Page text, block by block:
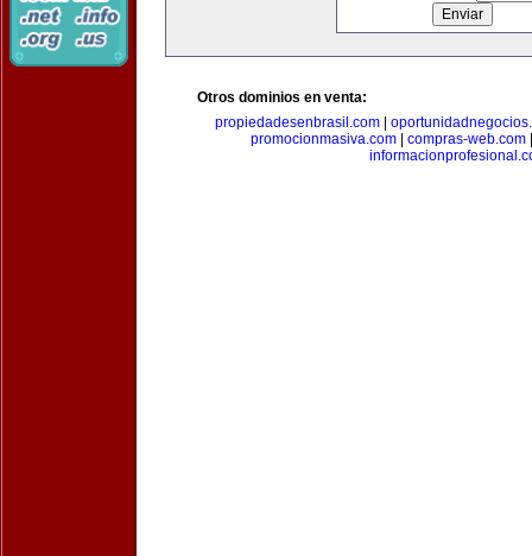
Otros dominios en venta:
propiedadesenbrasil.com
promocionmasiva.com| compras-web.com